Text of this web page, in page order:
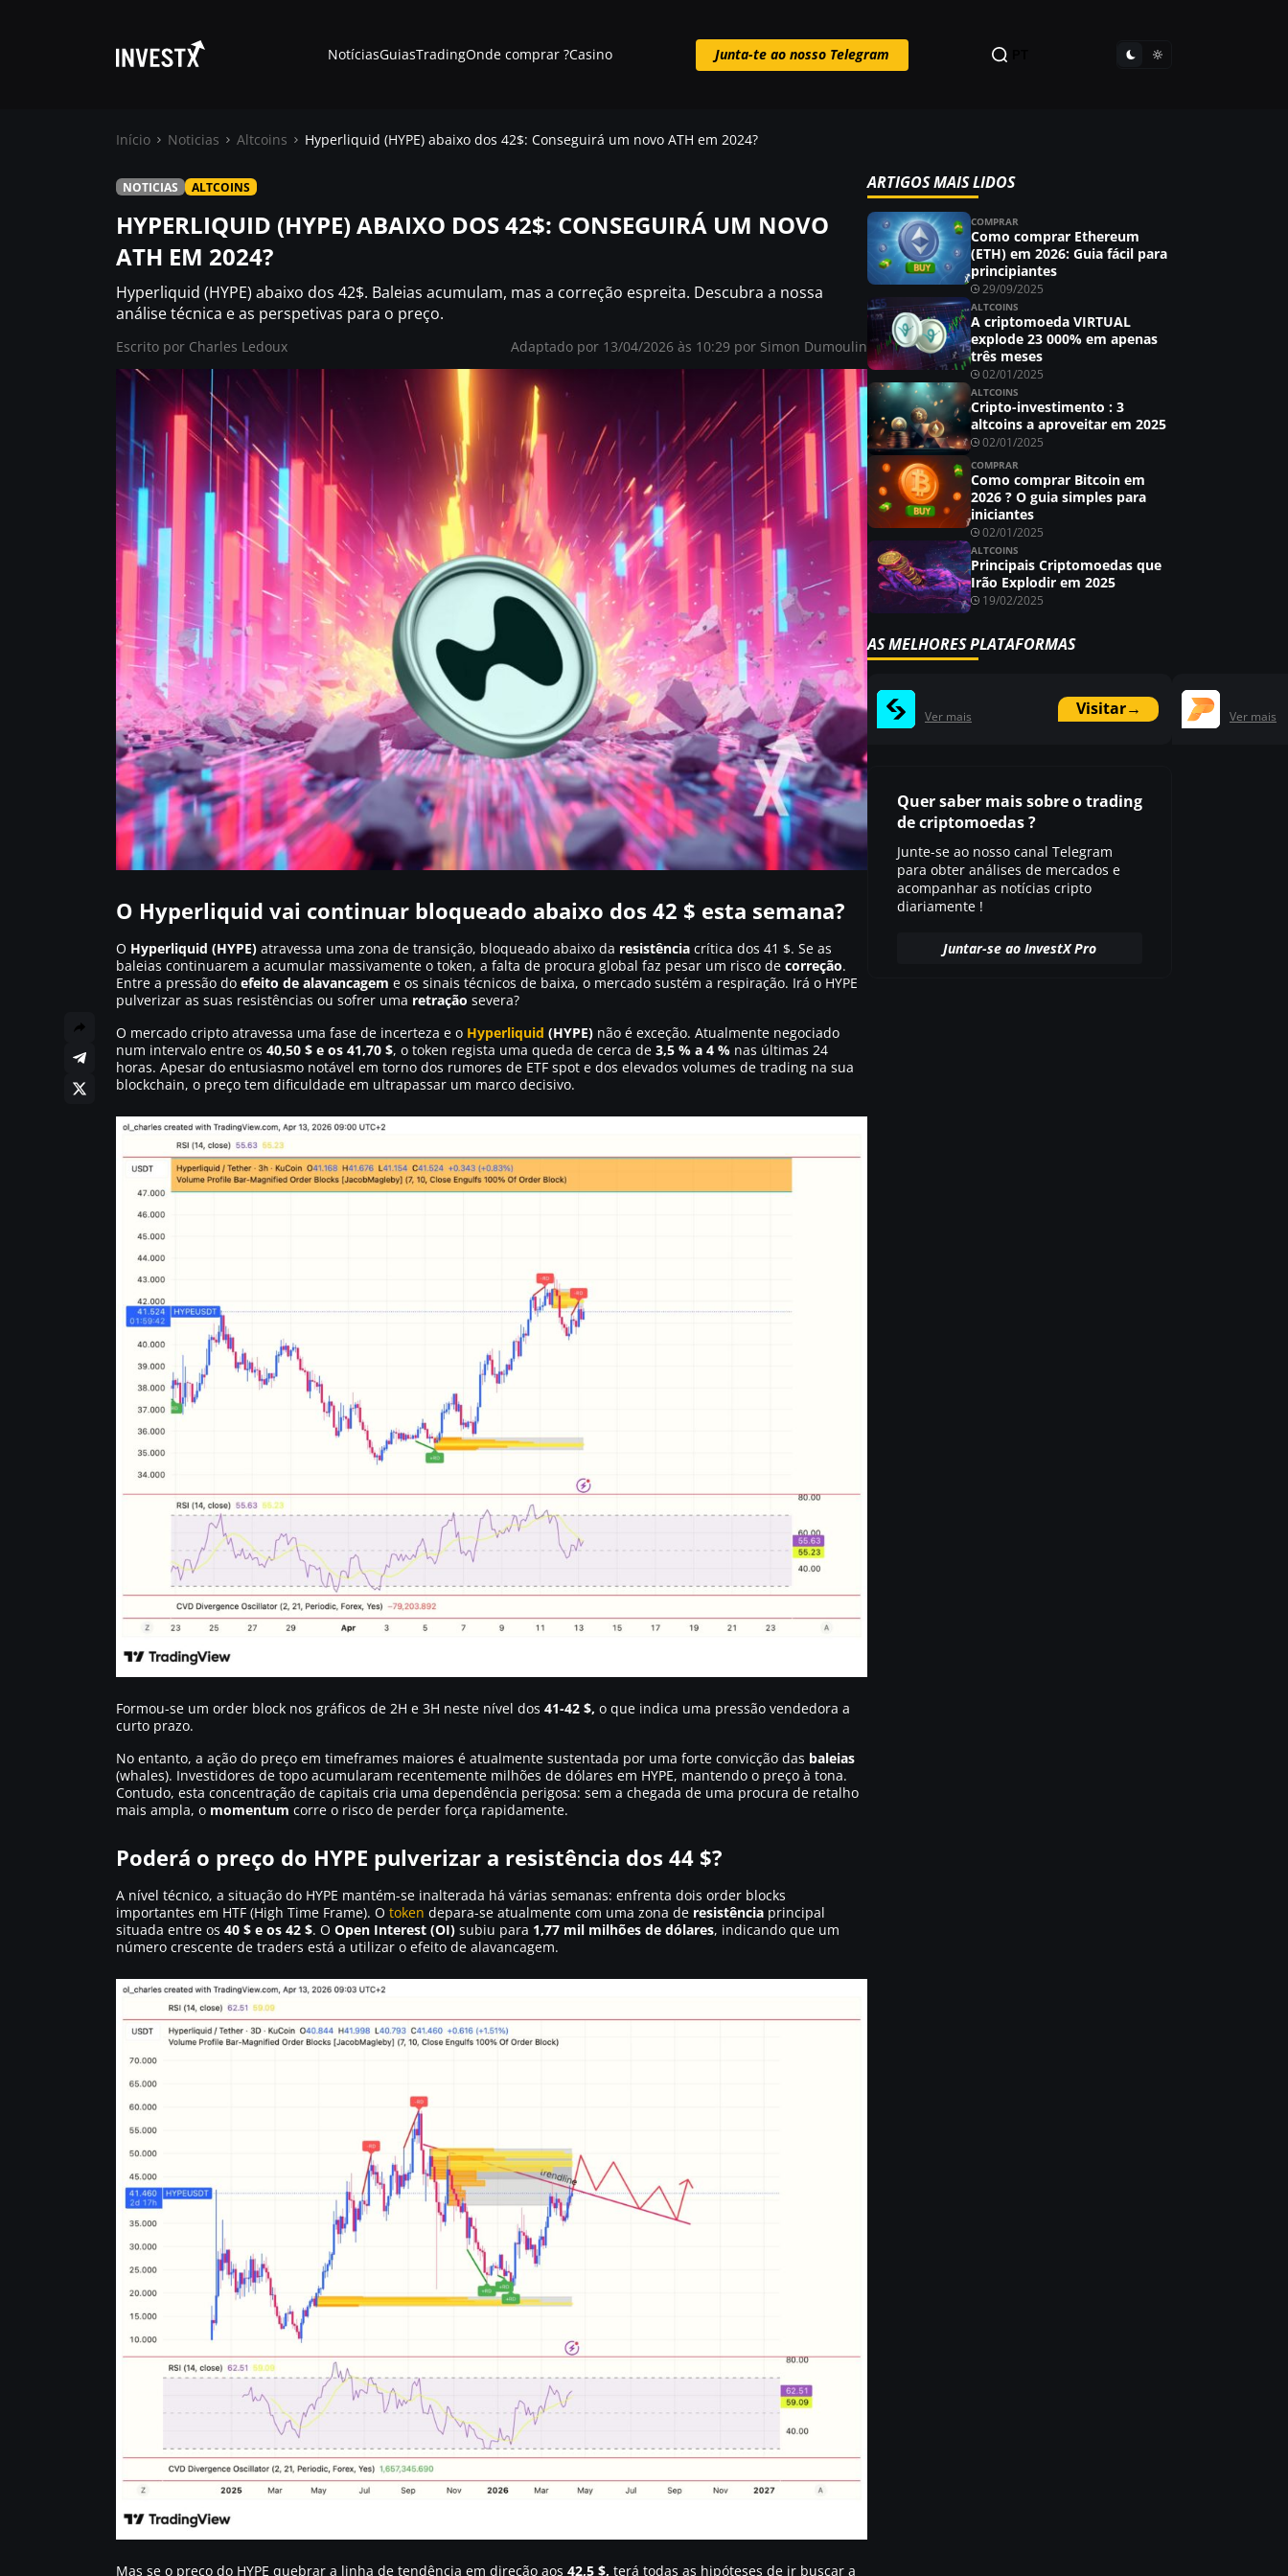
Notícias
Guias
Trading
Onde comprar ?
Casino
NotíciasGuiasTradingOnde comprar ?Casino Junta-te ao nosso Telegram
Início Noticias Altcoins Hyperliquid (HYPE) abaixo dos 42$: Conseguirá um novo ATH em 2024?
NOTICIAS ALTCOINS
HYPERLIQUID (HYPE) ABAIXO DOS 42$: CONSEGUIRÁ UM NOVO
ATH EM 2024?
Hyperliquid (HYPE) abaixo dos 42$. Baleias acumulam, mas a correção espreita. Descubra a nossa
análise técnica e as perspetivas para o preço.
Escrito por Charles Ledoux Adaptado por 13/04/2026 às 10:29 por Simon Dumoulin
O Hyperliquid vai continuar bloqueado abaixo dos 42 $ esta semana?
O Hyperliquid (HYPE) atravessa uma zona de transição, bloqueado abaixo da resistência crítica dos 41 $. Se as
baleias continuarem a acumular massivamente o token, a falta de procura global faz pesar um risco de correção.
Entre a pressão do efeito de alavancagem e os sinais técnicos de baixa, o mercado sustém a respiração. Irá o HYPE
pulverizar as suas resistências ou sofrer uma retração severa?
O mercado cripto atravessa uma fase de incerteza e o Hyperliquid (HYPE) não é exceção. Atualmente negociado
num intervalo entre os 40,50 $ e os 41,70 $, o token regista uma queda de cerca de 3,5 % a 4 % nas últimas 24
horas. Apesar do entusiasmo notável em torno dos rumores de ETF spot e dos elevados volumes de trading na sua
blockchain, o preço tem dificuldade em ultrapassar um marco decisivo.
Formou-se um order block nos gráficos de 2H e 3H neste nível dos 41-42 $, o que indica uma pressão vendedora a
curto prazo.
No entanto, a ação do preço em timeframes maiores é atualmente sustentada por uma forte convicção das baleias
(whales). Investidores de topo acumularam recentemente milhões de dólares em HYPE, mantendo o preço à tona.
Contudo, esta concentração de capitais cria uma dependência perigosa: sem a chegada de uma procura de retalho
mais ampla, o momentum corre o risco de perder força rapidamente.
Poderá o preço do HYPE pulverizar a resistência dos 44 $?
A nível técnico, a situação do HYPE mantém-se inalterada há várias semanas: enfrenta dois order blocks
importantes em HTF (High Time Frame). O token depara-se atualmente com uma zona de resistência principal
situada entre os 40 $ e os 42 $. O Open Interest (OI) subiu para 1,77 mil milhões de dólares, indicando que um
número crescente de traders está a utilizar o efeito de alavancagem.
Mas se o preço do HYPE quebrar a linha de tendência em direção aos 42,5 $, terá todas as hipóteses de ir buscar a
ARTIGOS MAIS LIDOS
COMPRAR
Como comprar Ethereum
(ETH) em 2026: Guia fácil para
principiantes
29/09/2025
ALTCOINS
A criptomoeda VIRTUAL
explode 23 000% em apenas
três meses
02/01/2025
ALTCOINS
Cripto-investimento : 3
altcoins a aproveitar em 2025
02/01/2025
COMPRAR
Como comprar Bitcoin em
2026 ? O guia simples para
iniciantes
02/01/2025
ALTCOINS
Principais Criptomoedas que
Irão Explodir em 2025
19/02/2025
AS MELHORES PLATAFORMAS
Visitar→
Ver mais Ver mais
Quer saber mais sobre o trading
de criptomoedas ?
Junte-se ao nosso canal Telegram
para obter análises de mercados e
acompanhar as notícias cripto
diariamente !
Juntar-se ao InvestX Pro